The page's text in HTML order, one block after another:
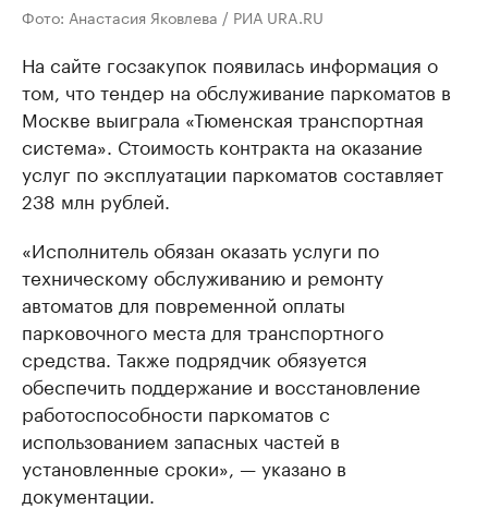
Фото: Анастасия Яковлева / РИА URA.RU
На сайте госзакупок появилась информация о
том, что тендер на обслуживание паркоматов в
Москве выиграла «Тюменская транспортная
система». Стоимость контракта на оказание
услуг по эксплуатации паркоматов составляет
238 млн рублей.
«Исполнитель обязан оказать услуги по
техническому обслуживанию и ремонту
автоматов для повременной оплаты
парковочного места для транспортного
средства. Также подрядчик обязуется
обеспечить поддержание и восстановление
работоспособности паркоматов с
использованием запасных частей в
установленные сроки», — указано в
документации.